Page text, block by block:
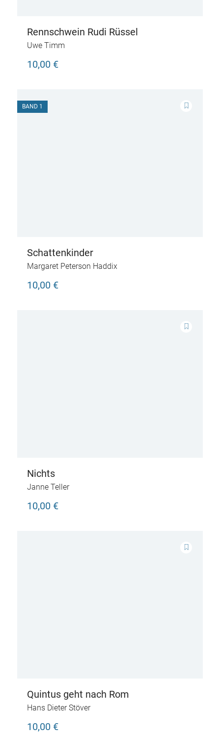
Rennschwein Rudi Rüssel
Uwe Timm
10,00 €
BAND 1
Schattenkinder
Margaret Peterson Haddix
10,00 €
Nichts
Janne Teller
10,00 €
Quintus geht nach Rom
Hans Dieter Stöver
10,00 €